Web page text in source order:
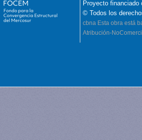
Proyecto financiado
© Todos los
cbna Esta obra está
Atribución-